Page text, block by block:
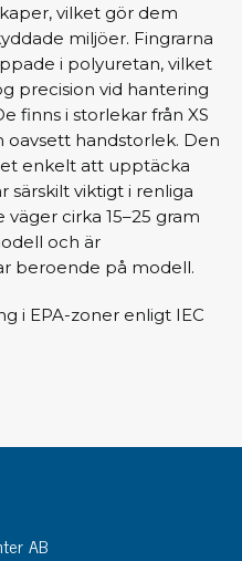
vilket gör dem
miljöer. Fingrarna
i polyuretan, vilket
precision vid hantering
finns i storlekar från XS
oavsett handstorlek. Den
enkelt att upptäcka
särskilt viktigt i renliga
cirka 15–25 gram
och är
beroende på modell.
i EPA-zoner enligt IEC
AB